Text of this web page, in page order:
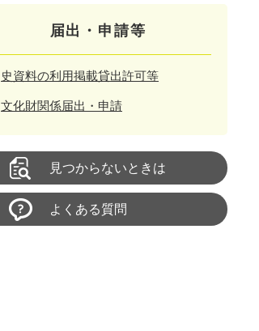
届出・申請等
史資料の利用掲載貸出許可等
文化財関係届出・申請
見つからないときは
よくある質問